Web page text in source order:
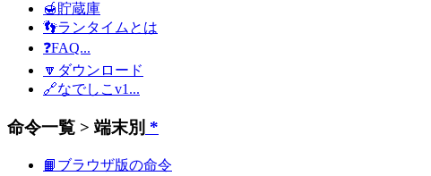
🍯貯蔵庫
👣ランタイムとは
❓FAQ...
🔽ダウンロード
🔗なでしこv1...
命令一覧 > 端末別 *
📙ブラウザ版の命令